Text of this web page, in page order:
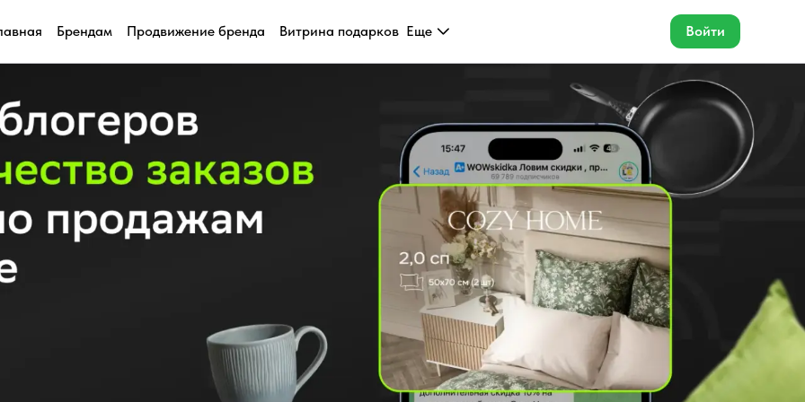
Брендам Продвижение бренда Витрина подарков Еще Войти